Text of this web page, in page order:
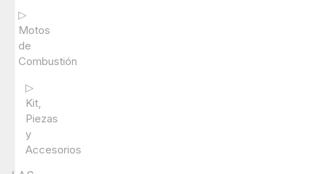
▷
Motos
de
Combustión
▷
Kit,
Piezas
y
Accesorios